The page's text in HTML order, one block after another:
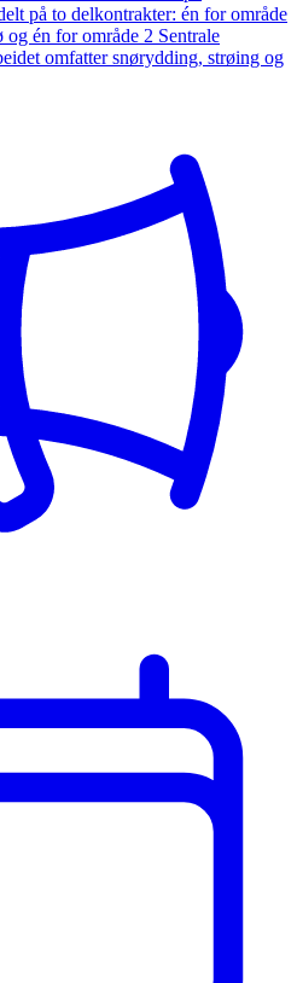
på to delkontrakter: én for område
én for område 2 Sentrale
omfatter snørydding, strøing og